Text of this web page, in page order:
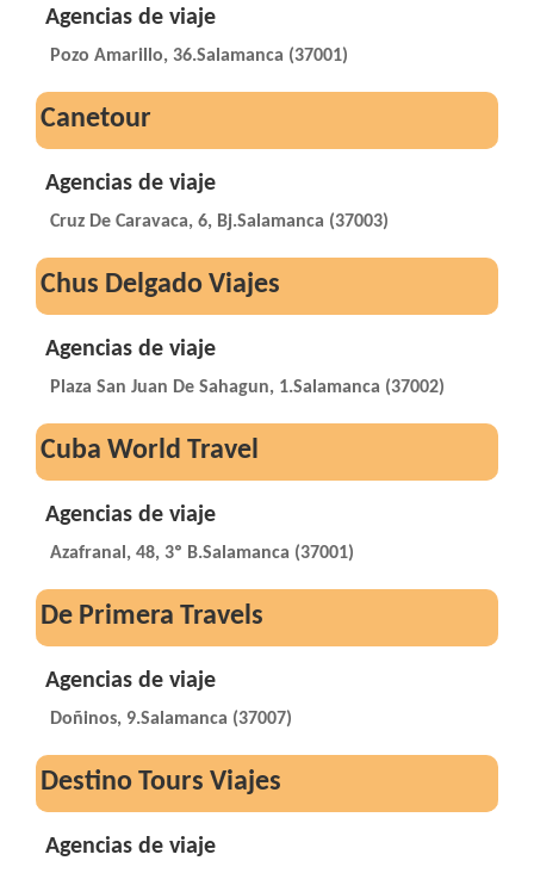
Agencias de viaje
Pozo Amarillo, 36.Salamanca (37001)
Canetour
Agencias de viaje
Cruz De Caravaca, 6, Bj.Salamanca (37003)
Chus Delgado Viajes
Agencias de viaje
Plaza San Juan De Sahagun, 1.Salamanca (37002)
Cuba World Travel
Agencias de viaje
Azafranal, 48, 3º B.Salamanca (37001)
De Primera Travels
Agencias de viaje
Doñinos, 9.Salamanca (37007)
Destino Tours Viajes
Agencias de viaje